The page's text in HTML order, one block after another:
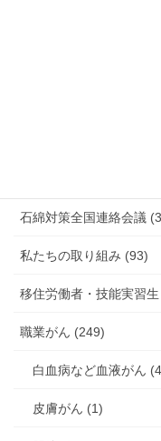
石綿対策全国連絡会議
私たちの取り組み (93)
移住労働者・技能実習
職業がん (249)
白血病など血液がん
皮膚がん (1)